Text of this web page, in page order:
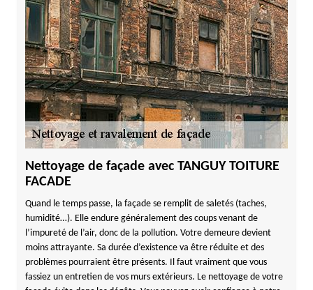
Nettoyage de façade avec TANGUY TOITURE
FACADE
Quand le temps passe, la façade se remplit de saletés (taches,
humidité…). Elle endure généralement des coups venant de
l’impureté de l’air, donc de la pollution. Votre demeure devient
moins attrayante. Sa durée d’existence va être réduite et des
problèmes pourraient être présents. Il faut vraiment que vous
fassiez un entretien de vos murs extérieurs. Le nettoyage de votre